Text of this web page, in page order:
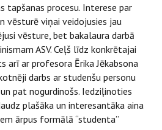
tapšanas procesu. Interese par
vēsturē viņai veidojusies jau
vēsture, bet bakalaura darbā
ASV. Ceļš līdz konkrētajai
arī ar profesora Ērika Jēkabsona
darbs ar studenšu personu
pat nogurdinošs. Iedziļinoties
plašāka un interesantāka aina
ārpus formālā “studenta”